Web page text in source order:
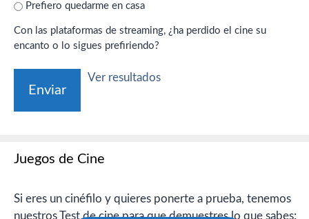
Prefiero quedarme en casa
Con las plataformas de streaming, ¿ha perdido el cine su
encanto o lo sigues prefiriendo?
Ver resultados
Juegos de Cine
Si eres un cinéfilo y quieres ponerte a prueba, tenemos
nuestros Test de cine para que demuestres lo que sabes: